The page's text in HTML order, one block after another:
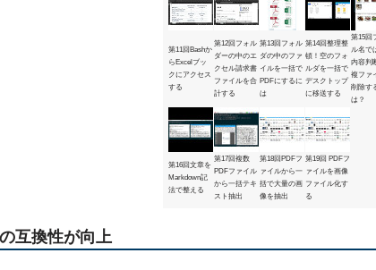
第11回Bashか
らExcelブッ
クにアクセス
する
第12回フォル
ダーの中のエ
クセル請求書
ファイルを合
計する
第13回フォル
ダの中のファ
イルを一括で
PDFにするに
は
第14回整理整
頓！空のフォ
ルダを一括で
デスクトップ
に移送する
第15回
ル名で
内容判
複ファ
削除す
は？
第16回文章を
Markdown記
法で整える
第17回複数
PDFファイル
から一括テキ
スト抽出
第18回PDFフ
ァイルから一
括で大量の画
像を抽出
第19回 PDFフ
ァイルを画像
ファイル化す
る
互換性が向上